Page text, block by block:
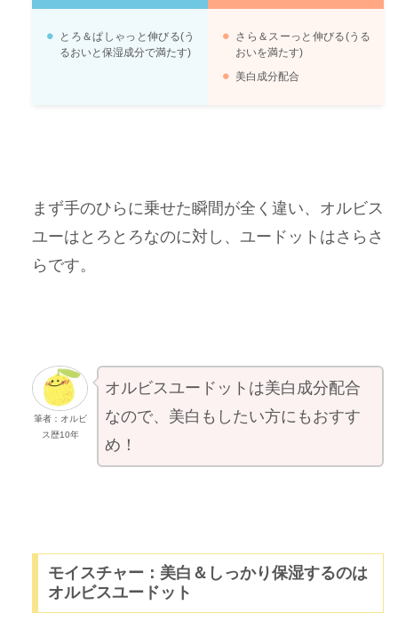
とろ＆ぱしゃっと伸びる(う
るおいと保湿成分で満たす)
さら＆スーっと伸びる(うる
おいを満たす)
美白成分配合
まず手のひらに乗せた瞬間が全く違い、オルビス
ユーはとろとろなのに対し、ユードットはさらさ
らです。
筆者：オルビ
ス歴10年
オルビスユードットは美白成分配合
なので、美白もしたい方にもおすす
め！
モイスチャー：美白＆しっかり保湿するのは
オルビスユードット